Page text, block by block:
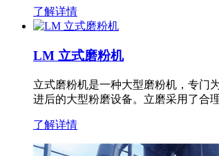
了解详情
LM 立式磨粉机
立式磨粉机是一种大型磨粉机，专门
进后的大型粉磨设备。立磨采用了合
了解详情